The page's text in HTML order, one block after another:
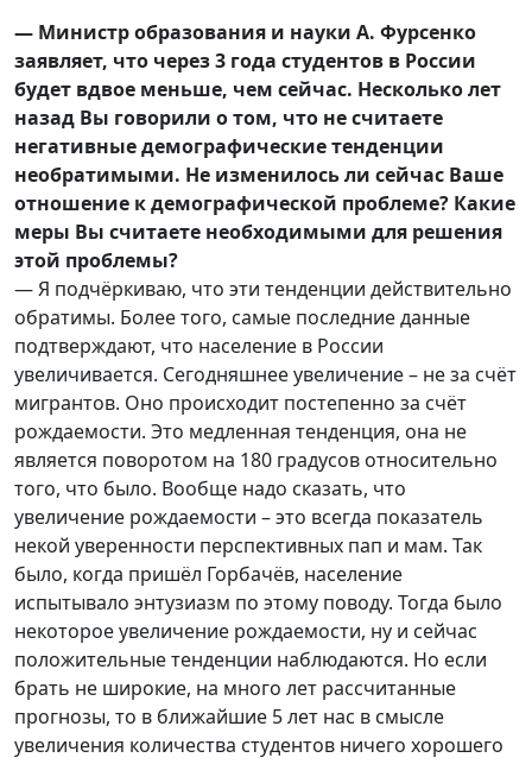
— Министр образования и науки А. Фурсенко
заявляет, что через 3 года студентов в России
будет вдвое меньше, чем сейчас. Несколько лет
назад Вы говорили о том, что не считаете
негативные демографические тенденции
необратимыми. Не изменилось ли сейчас Ваше
отношение к демографической проблеме? Какие
меры Вы считаете необходимыми для решения
этой проблемы?
— Я подчёркиваю, что эти тенденции действительно
обратимы. Более того, самые последние данные
подтверждают, что население в России
увеличивается. Сегодняшнее увеличение – не за счёт
мигрантов. Оно происходит постепенно за счёт
рождаемости. Это медленная тенденция, она не
является поворотом на 180 градусов относительно
того, что было. Вообще надо сказать, что
увеличение рождаемости – это всегда показатель
некой уверенности перспективных пап и мам. Так
было, когда пришёл Горбачёв, население
испытывало энтузиазм по этому поводу. Тогда было
некоторое увеличение рождаемости, ну и сейчас
положительные тенденции наблюдаются. Но если
брать не широкие, на много лет рассчитанные
прогнозы, то в ближайшие 5 лет нас в смысле
увеличения количества студентов ничего хорошего